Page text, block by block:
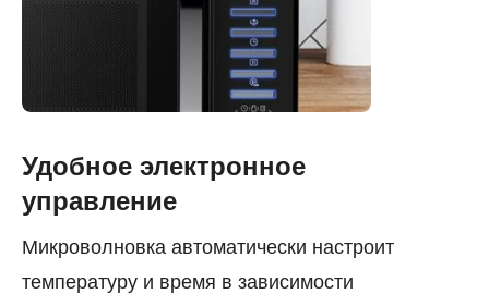
Удобное электронное
управление
Микроволновка автоматически настроит
температуру и время в зависимости